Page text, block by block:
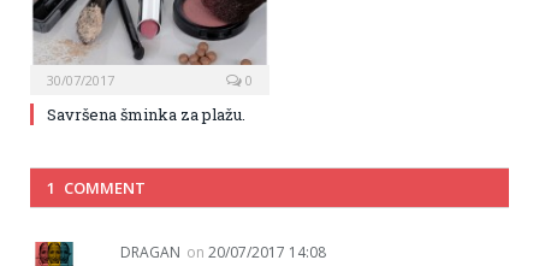
30/07/2017 0
Savršena šminka za plažu.
1 COMMENT
DRAGAN on 20/07/2017 14:08